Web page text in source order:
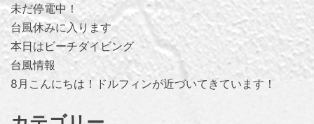
未だ停電中！
台風休みに入ります
本日はビーチダイビング
台風情報
8月こんにちは！ドルフィンが近づいてきています！